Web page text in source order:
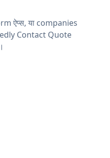
ऐप्स, या companies
Contact Quote